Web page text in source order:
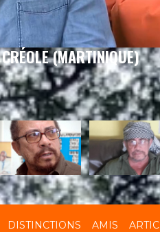
(MARTINIQUE)
DISTINCTIONS AMIS